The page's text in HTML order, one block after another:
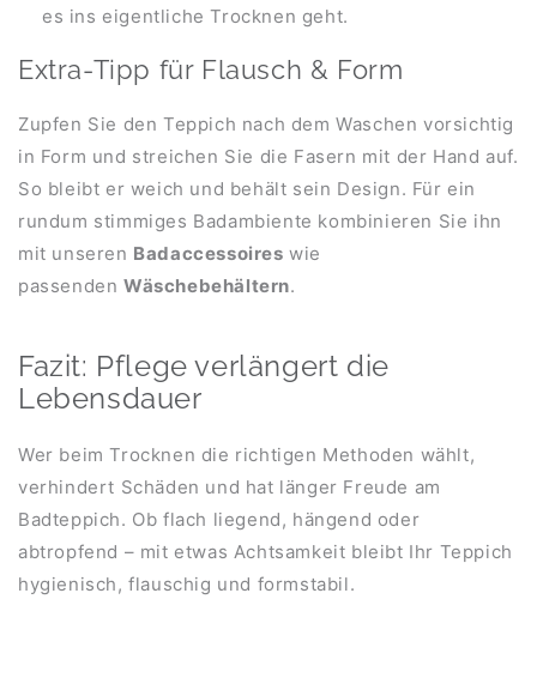
es ins eigentliche Trocknen geht.
Extra-Tipp für Flausch & Form
Zupfen Sie den Teppich nach dem Waschen vorsichtig
in Form und streichen Sie die Fasern mit der Hand auf.
So bleibt er weich und behält sein Design. Für ein
rundum stimmiges Badambiente kombinieren Sie ihn
mit unseren Badaccessoires wie
passenden Wäschebehältern.
Fazit: Pflege verlängert die
Lebensdauer
Wer beim Trocknen die richtigen Methoden wählt,
verhindert Schäden und hat länger Freude am
Badteppich. Ob flach liegend, hängend oder
abtropfend – mit etwas Achtsamkeit bleibt Ihr Teppich
hygienisch, flauschig und formstabil.